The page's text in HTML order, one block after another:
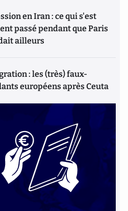
en Iran : ce qui s'est
passé pendant que Paris
ailleurs
: les (très) faux-
européens après Ceuta